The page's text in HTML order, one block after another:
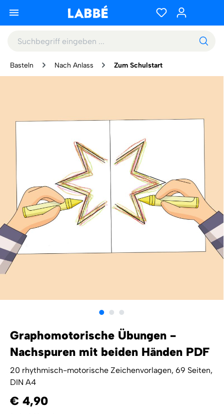
Basteln Nach Anlass Zum Schulstart
Graphomotorische Übungen -
Nachspuren mit beiden Händen PDF
20 rhythmisch-motorische Zeichenvorlagen, 69 Seiten,
DIN A4
€ 4,90